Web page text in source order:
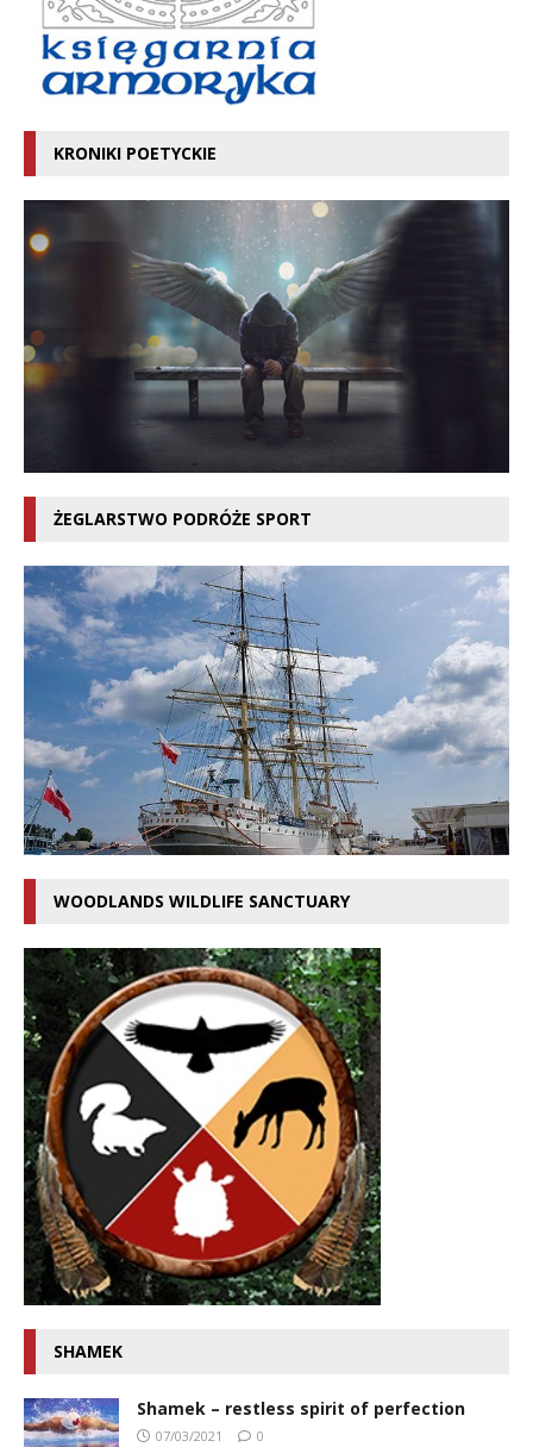
KRONIKI POETYCKIE
ŻEGLARSTWO PODRÓŻE SPORT
WOODLANDS WILDLIFE SANCTUARY
SHAMEK
Shamek – restless spirit of perfection
07/03/2021 0